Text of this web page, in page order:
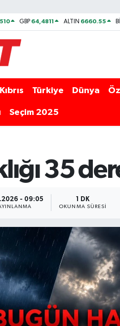
GBP 64,4811 ALTIN 6660.55
Kıbrıs Türkiye Dünya
Seçim 2025
35
- 09:05 1 DK
OKUNMA SÜRESI